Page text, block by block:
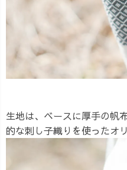
生地は、ベースに厚手の帆
的な刺し子織りを使ったオ